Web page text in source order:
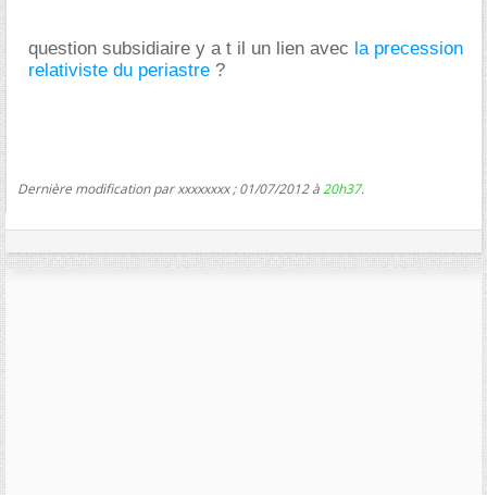
question subsidiaire y a t il un lien avec la precession
relativiste du periastre ?
Dernière modification par xxxxxxxx ; 01/07/2012 à20h37.